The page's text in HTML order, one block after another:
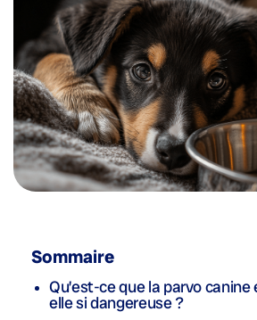
Sommaire
Qu’est-ce que la parvo
elle si dangereuse ?